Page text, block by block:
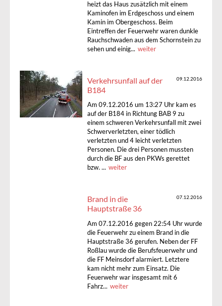
heizt das Haus zusätzlich mit einem
Kaminofen im Erdgeschoss und einem
Kamin im Obergeschoss. Beim
Eintreffen der Feuerwehr waren dunkle
Rauchschwaden aus dem Schornstein zu
sehen und einig... weiter
09.12.2016
Verkehrsunfall auf der
B184
Am 09.12.2016 um 13:27 Uhr kam es
auf der B184 in Richtung BAB 9 zu
einem schweren Verkehrsunfall mit zwei
Schwerverletzten, einer tödlich
verletzten und 4 leicht verletzten
Personen. Die drei Personen mussten
durch die BF aus den PKWs gerettet
bzw. ... weiter
07.12.2016
Brand in die
Hauptstraße 36
Am 07.12.2016 gegen 22:54 Uhr wurde
die Feuerwehr zu einem Brand in die
Hauptstraße 36 gerufen. Neben der FF
Roßlau wurde die Berufsfeuerwehr und
die FF Meinsdorf alarmiert. Letztere
kam nicht mehr zum Einsatz. Die
Feuerwehr war insgesamt mit 6
Fahrz... weiter